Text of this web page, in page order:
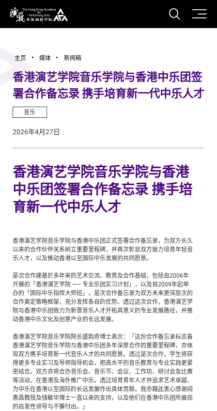
香港演艺学院
打开
主页 媒体 新闻稿
香港演艺学院音乐学院与香港中乐团签
署合作备忘录 携手培育新一代中乐人才
音乐
2026年4月27日
香港演艺学院音乐学院与香港
中乐团签署合作备忘录 携手培
育新一代中乐人才
香港演艺学院音乐学院与香港中乐团正式签署合作备忘录，为双方长久
以来的合作伙伴关系树立重要里程碑，并再次彰显双方致力培育年轻音
乐人才，以及推动香港以至国际中乐发展的共同愿景。
是次合作建基於多年来的艺术交流、教育及合作基础，包括自2006年
开展的「香港演艺学院 —— 专业乐团实习计划」，以及自2009年起举
办的「国际中乐指挥大师班」，是次合作备忘录为双方未来更深层次的
合作奠定策略框架，充分发挥各自的优势。透过这次合作，香港演艺学
院与香港中乐团致力为新晋音乐人才开拓具意义的专业发展路径，并推
动香港中乐文化及创意产业的长远发展。
香港演艺学院音乐学院院长盛韵奇博士表示：「这份合作备忘录标志着
香港演艺学院音乐学院与香港中乐团多年深厚合作的重要里程碑，亦体
现双方携手培育新一代音乐人才的共同愿景。透过是次合作，学生将获
得更多专业实习及导师指导机会，把高水平的音乐教育与专业实践更紧
密结合。双方亦将合办音乐会、音乐节、会议、工作坊、研讨会及比赛
等活动，在香港及海外推广中乐。透过培育青年人才并追求艺术卓越，
为中乐在香港以至国际的长远发展作出具体贡献。我亦藉此衷心感谢阎
惠昌教授及钱敏华博士一直以来的支持，以及他们在香港中乐团所展现
的启发性领导与不懈付出。」